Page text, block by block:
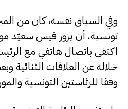
وفي السياق نفسه، كان من
تونسية، أن يزور قيس سعيّد
اكتفى باتصال هاتفي مع
خلاله عن العلاقات الثنائية
وفقا للرئاستين التونسية